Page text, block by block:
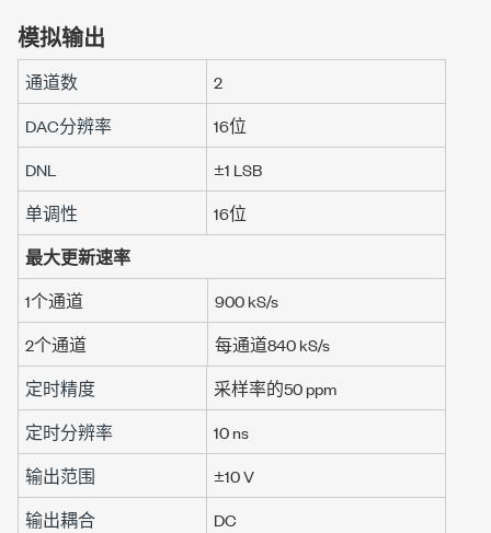
模拟输出
通道数
2
DAC分辨率
16位
DNL
±1 LSB
单调性
16位
最大更新速率
1个通道
900 kS/s
2个通道
每通道840 kS/s
定时精度
采样率的50 ppm
定时分辨率
10 ns
输出范围
±10 V
输出耦合
DC